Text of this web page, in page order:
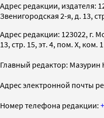
Адрес редакции, издателя:
Звенигородская 2-я, д. 13,
Адрес редакции: 123022, г.
13, стр. 15, эт. 4, пом. X, ком. 1
Главный редактор:
Адрес электронной почты
Номер телефона редакции: